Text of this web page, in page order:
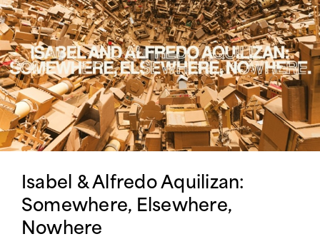
Isabel & Alfredo Aquilizan:
Somewhere, Elsewhere,
Nowhere